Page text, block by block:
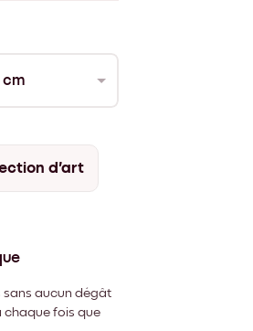
cm
d'art
sans aucun dégât
chaque fois que